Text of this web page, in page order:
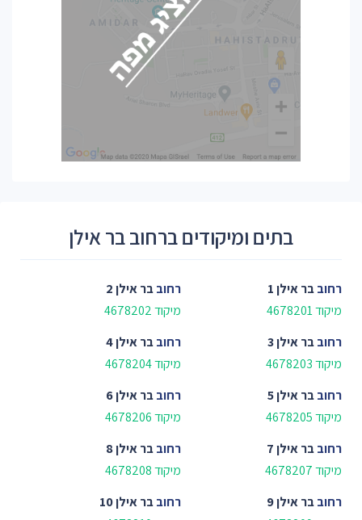
בתים ומיקודים ברחוב בר אילן
רחובבר אילן 1
מיקוד 4678201
רחובבר אילן 2
מיקוד 4678202
רחובבר אילן 3
מיקוד 4678203
רחובבר אילן 4
מיקוד 4678204
רחובבר אילן 5
מיקוד 4678205
רחובבר אילן 6
מיקוד 4678206
רחובבר אילן 7
מיקוד 4678207
רחובבר אילן 8
מיקוד 4678208
רחובבר אילן 9
רחובבר אילן 10